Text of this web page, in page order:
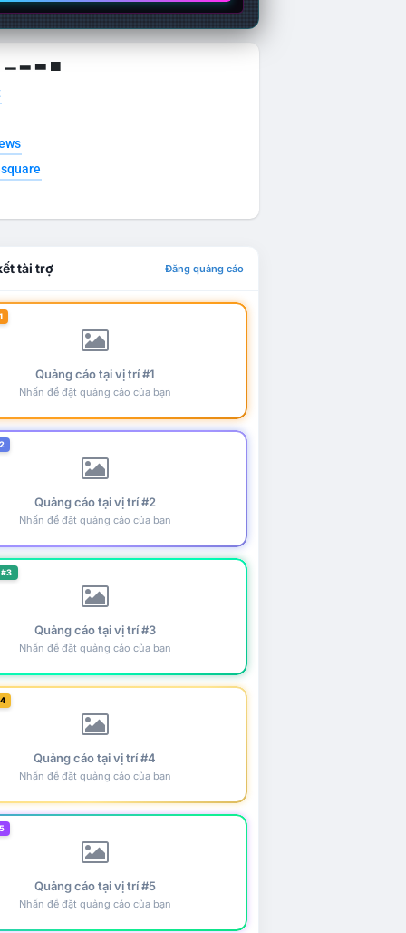
▁ ▂ ▃ ▄
tài trợ Đăng quảng cáo
Quảng cáo tại vị trí #1
Nhấn để đặt quảng cáo của bạn
Quảng cáo tại vị trí #2
Nhấn để đặt quảng cáo của bạn
Quảng cáo tại vị trí #3
Nhấn để đặt quảng cáo của bạn
Quảng cáo tại vị trí #4
Nhấn để đặt quảng cáo của bạn
Quảng cáo tại vị trí #5
Nhấn để đặt quảng cáo của bạn